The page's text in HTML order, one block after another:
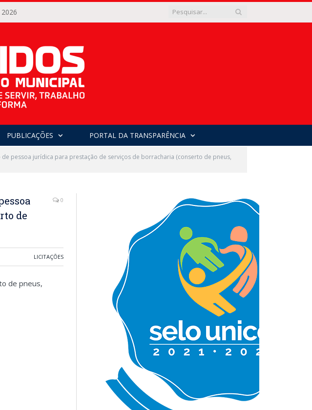
PUBLICAÇÕES PORTAL DA TRANSPARÊNCIA
de pessoa jurídica para prestação de serviços de borracharia (conserto de pneus,
de
0
LICITAÇÕES
de pneus,